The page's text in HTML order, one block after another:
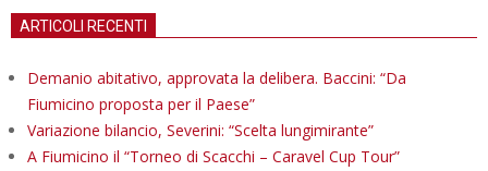
ARTICOLI RECENTI
Demanio abitativo, approvata la delibera. Baccini: “Da
Fiumicino proposta per il Paese”
Variazione bilancio, Severini: “Scelta lungimirante”
A Fiumicino il “Torneo di Scacchi – Caravel Cup Tour”